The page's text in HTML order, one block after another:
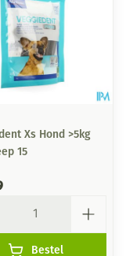
Xs Hond >5kg
15
Bestel